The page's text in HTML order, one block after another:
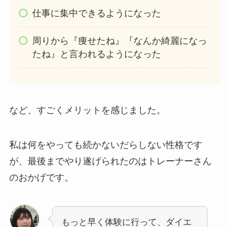
仕事に集中できるようになった
周りから『痩せたね』『なんか綺麗になっ
たね』と言われるようになった
など、すごくメリットを感じました。
私は何をやっても続かないだらしない性格です
が、最後までやり遂げられたのはトレーナーさん
のおかげです。
もっと早く体験に行って、ダイエ